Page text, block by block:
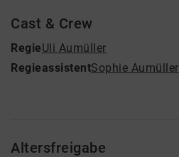
Cast & Crew
RegieUli Aumüller
RegieassistentSophie Aumüller
Altersfreigabe